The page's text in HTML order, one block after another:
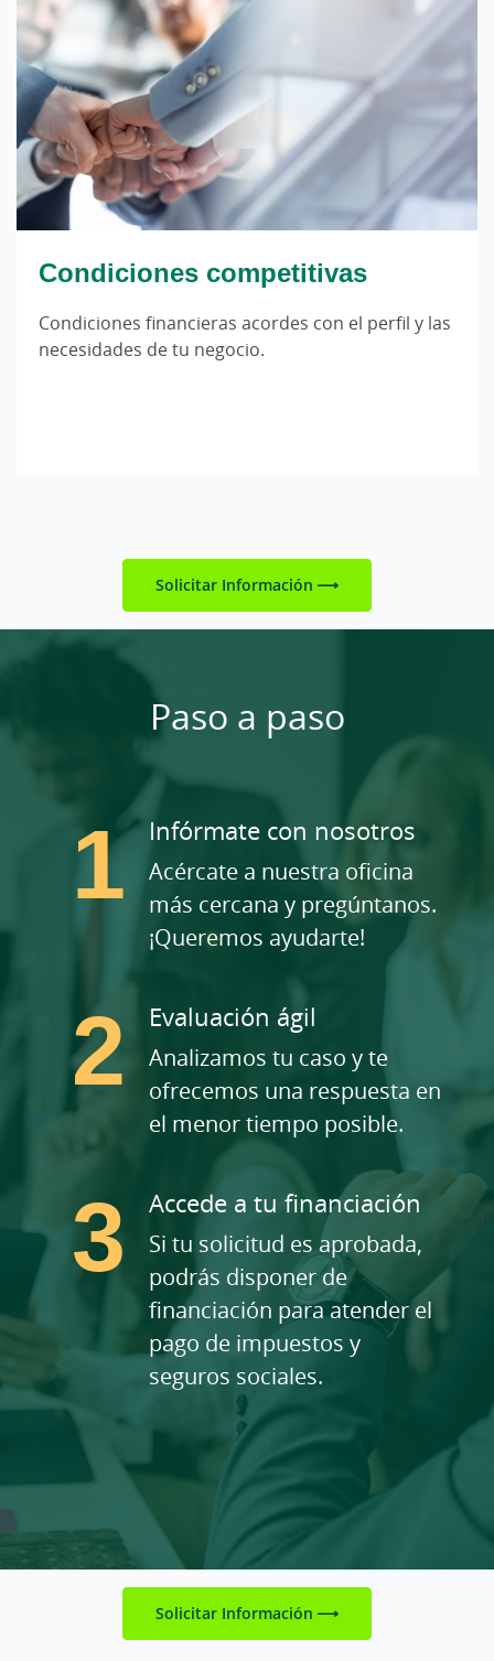
Condiciones competitivas
Condiciones financieras acordes con el perfil y las
necesidades de tu negocio.
Solicitar Información
Paso a paso
Infórmate con nosotros
Acércate a nuestra oficina
más cercana y pregúntanos.
¡Queremos ayudarte!
Evaluación ágil
Analizamos tu caso y te
ofrecemos una respuesta en
el menor tiempo posible.
Accede a tu financiación
Si tu solicitud es aprobada,
podrás disponer de
financiación para atender el
pago de impuestos y
seguros sociales.
Solicitar Información